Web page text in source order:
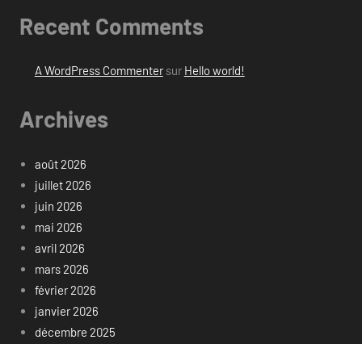
Recent Comments
A WordPress Commentersur Hello world!
Archives
août 2026
juillet 2026
juin 2026
mai 2026
avril 2026
mars 2026
février 2026
janvier 2026
décembre 2025